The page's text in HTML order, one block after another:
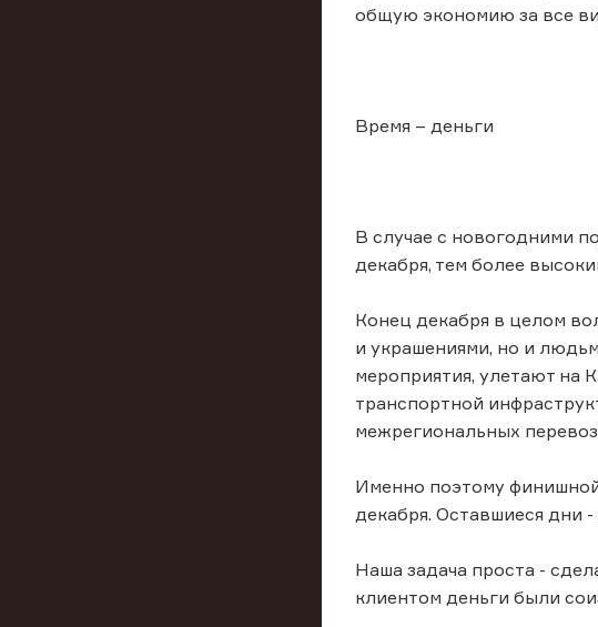
общую экономию за все
Время – деньги
В случае с новогодними
декабря, тем более
Конец декабря в целом
и украшениями, но и
мероприятия, улетают на
транспортной
межрегиональных
Именно поэтому
декабря. Оставшиеся дни
Наша задача проста -
клиентом деньги были